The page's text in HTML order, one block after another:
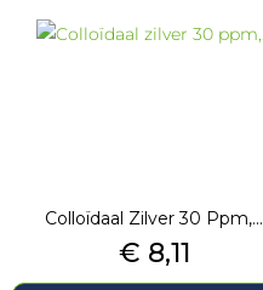
Colloïdaal Zilver 30 Ppm,...
Prijs
€ 8,11